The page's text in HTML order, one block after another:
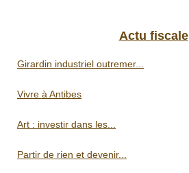
Actu fiscale
Girardin industriel outremer...
Vivre à Antibes
Art : investir dans les...
Partir de rien et devenir...